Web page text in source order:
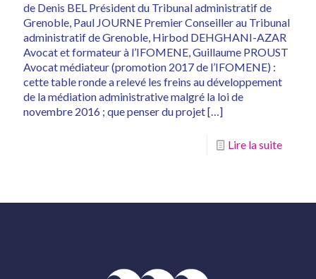
de Denis BEL Président du Tribunal administratif de
Grenoble, Paul JOURNE Premier Conseiller au Tribunal
administratif de Grenoble, Hirbod DEHGHANI-AZAR
Avocat et formateur à l’IFOMENE, Guillaume PROUST
Avocat médiateur (promotion 2017 de l’IFOMENE) :
cette table ronde a relevé les freins au développement
de la médiation administrative malgré la loi de
novembre 2016 ; que penser du projet[…]
Lire la suite